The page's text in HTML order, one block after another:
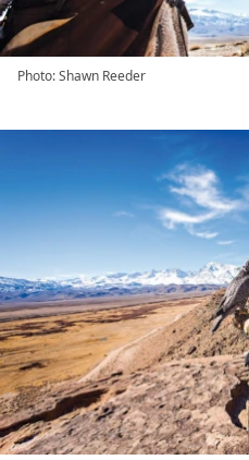
Photo: Shawn Reeder